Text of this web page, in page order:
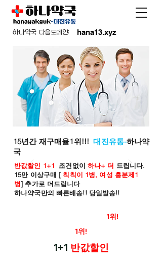
hana13.xyz
하나약국 다음도메인:
15년간 재구매율1위!!!대진유통-하나약
국
반값할인 1+1 조건없이 하나+ 더 드립니다.
15만 이상구매 [ 칙칙이 1병, 여성 흥분제1
병] 추가로 더드립니다
하나약국만의 빠른배송!! 당일발송!!
1위!
1위!
1+1 반값할인